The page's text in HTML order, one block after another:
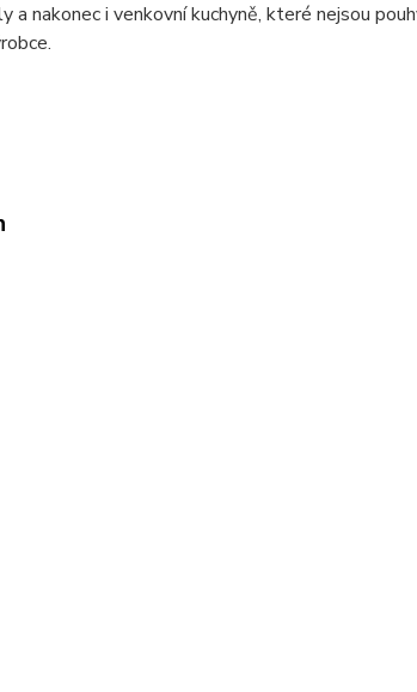
nakonec i venkovní kuchyně, které nejsou